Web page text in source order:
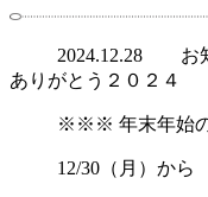
2024.12.28 お
ありがとう２０２４
※※※ 年末年始
12/30（月）か